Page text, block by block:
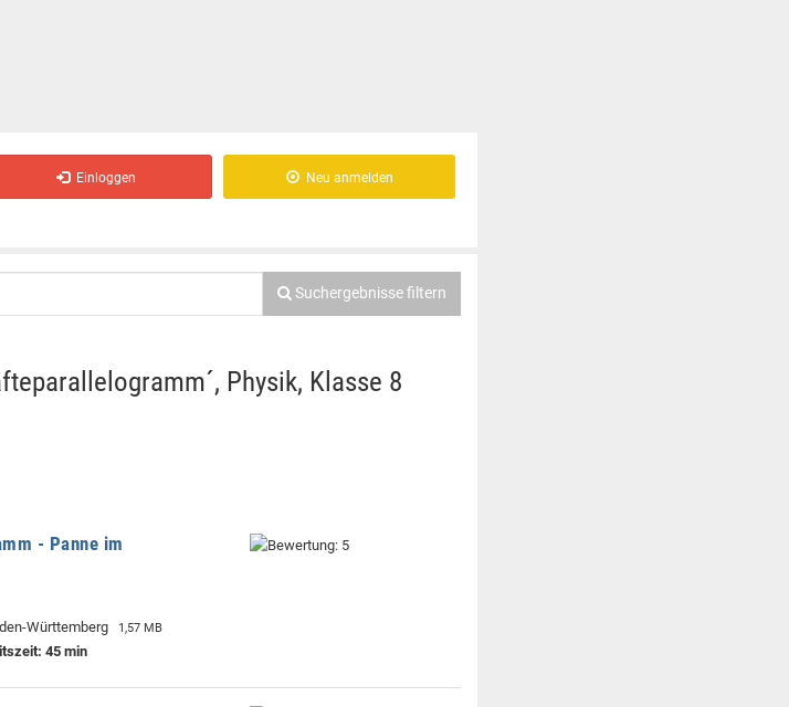
Einloggen Neu anmelden
Suchergebnisse filtern
Physik, Klasse 8
- Panne im
Württemberg 1,57 MB
45 min